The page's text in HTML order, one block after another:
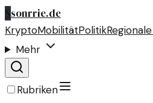
Ssonrrie.de
KryptoMobilitätPolitik
Mehr
Rubriken